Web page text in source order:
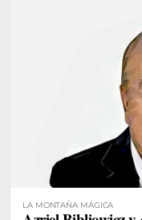
LA MONTAÑA MÁGICA